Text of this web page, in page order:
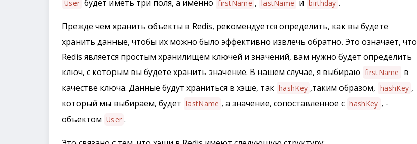
User будет иметь три поля, а именно firstName , lastName и birthday .
Прежде чем хранить объекты в Redis, рекомендуется определить, как вы будете
хранить данные, чтобы их можно было эффективно извлечь обратно. Это означает, что
Redis является простым хранилищем ключей и значений, вам нужно будет определить
ключ, с которым вы будете хранить значение. В нашем случае, я выбираю firstName
в
качестве ключа. Данные будут храниться в хэше, так hashKey ,таким образом, hashKey ,
который мы выбираем, будет lastName , а значение, сопоставленное с hashKey , -
объектом User .